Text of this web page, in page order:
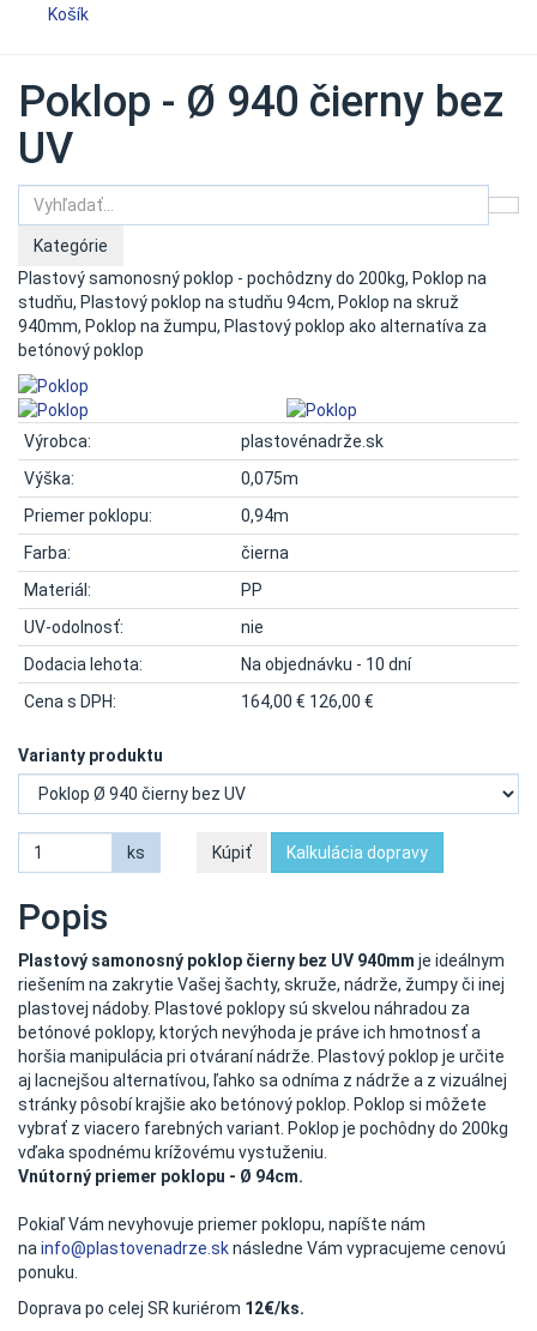
Košík
Poklop - Ø 940 čierny bez
UV
Kategórie
Plastový samonosný poklop - pochôdzny do 200kg, Poklop na
studňu, Plastový poklop na studňu 94cm, Poklop na skruž
940mm, Poklop na žumpu, Plastový poklop ako alternatíva za
betónový poklop
Výrobca:
plastovénadrže.sk
Výška:
0,075m
Priemer poklopu:
0,94m
Farba:
čierna
Materiál:
PP
UV-odolnosť:
nie
Dodacia lehota:
Na objednávku - 10 dní
Cena s DPH:
164,00 € 126,00 €
Varianty produktu
ks Kúpiť Kalkulácia dopravy
Popis
Plastový samonosný poklop čierny bez UV 940mm je ideálnym
riešením na zakrytie Vašej šachty, skruže, nádrže, žumpy či inej
plastovej nádoby. Plastové poklopy sú skvelou náhradou za
betónové poklopy, ktorých nevýhoda je práve ich hmotnosť a
horšia manipulácia pri otváraní nádrže. Plastový poklop je určite
aj lacnejšou alternatívou, ľahko sa odníma z nádrže a z vizuálnej
stránky pôsobí krajšie ako betónový poklop. Poklop si môžete
vybrať z viacero farebných variant. Poklop je pochôdny do 200kg
vďaka spodnému krížovému vystuženiu.
Vnútorný priemer poklopu - Ø 94cm.
Pokiaľ Vám nevyhovuje priemer poklopu, napíšte nám
nainfo@plastovenadrze.sknásledne Vám vypracujeme cenovú
ponuku.
Doprava po celej SR kuriérom 12€/ks.